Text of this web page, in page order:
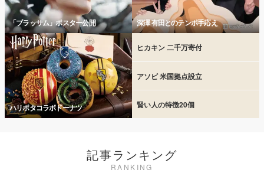
「ブラッサム」ポスター公開 深澤 有田とのテンポ手応え
ハリポタコラボドーナツ
ヒカキン 二千万寄付
アソビ 米国拠点設立
賢い人の特徴20個
記事ランキング
RANKING